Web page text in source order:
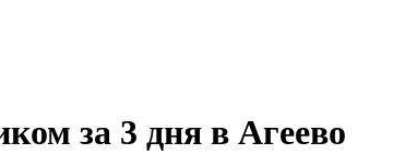
за 3 дня в Агеево